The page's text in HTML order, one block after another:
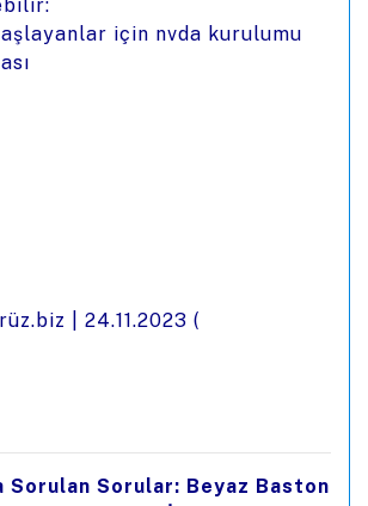
için nvda kurulumu
| 24.11.2023 (
Sorulan Sorular: Beyaz Baston